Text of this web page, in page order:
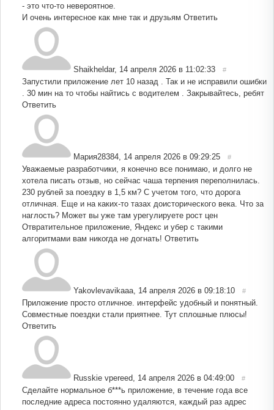
- это что-то невероятное.
И очень интересное как мне так и друзьям Ответить
Shaikheldar, 14 апреля 2026 в 11:02:33 #
Запустили приложение лет 10 назад . Так и не исправили ошибки
. 30 мин на то чтобы найтись с водителем . Закрывайтесь, ребят
Ответить
Мария28384 14 апреля 2026 в 09:29:25 #
Уважаемые разработчики, я конечно все понимаю, и долго не
хотела писать отзыв, но сейчас чаша терпения переполнилась.
230 рублей за поездку в 1,5 км? С учетом того, что дорога
отличная. Еще и на каких-то тазах доисторического века. Что за
наглость? Может вы уже там урегулируете рост цен
Отвратительное приложение, Яндекс и убер с такими
алгоритмами вам никогда не догнать! Ответить
Yakovlevavikaaa 14 апреля 2026 в 09:18:10 #
Приложение просто отличное. интерфейс удобный и понятный.
Совместные поездки стали приятнее. Тут сплошные плюсы!
Ответить
Russkie vpereed 14 апреля 2026 в 04:49:00 #
Сделайте нормальное б***ь приложение, в течение года все
последние адреса постоянно удаляются, каждый раз адрес